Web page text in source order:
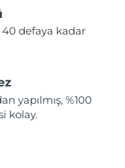
defaya kadar
yapılmış, %100
kolay.